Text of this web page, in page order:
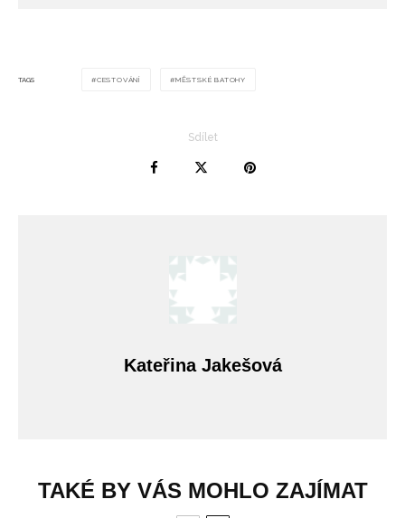
TAGS CESTOVÁNÍ MĚSTSKÉ BATOHY
Sdílet
Kateřina Jakešová
TAKÉ BY VÁS MOHLO ZAJÍMAT